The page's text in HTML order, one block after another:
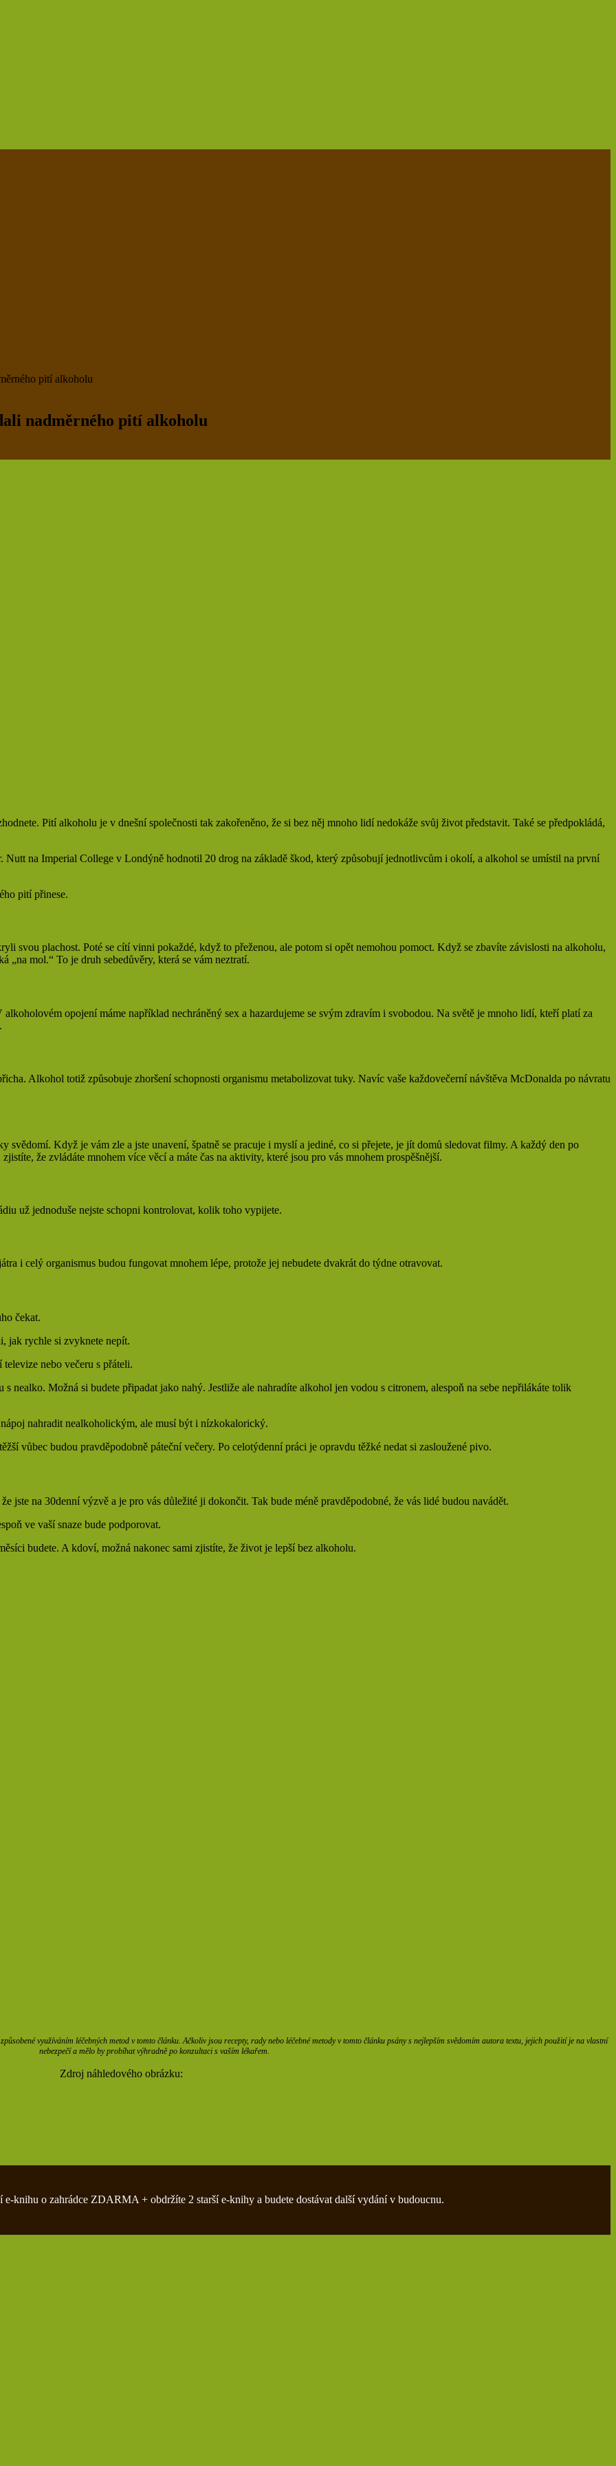
pití alkoholu
nadměrného pití alkoholu
Pití alkoholu je v dnešní společnosti tak zakořeněno, že si bez něj mnoho lidí nedokáže svůj život představit. Také se předpokládá,
Nutt na Imperial College v Londýně hodnotil 20 drog na základě škod, který způsobují jednotlivcům i okolí, a alkohol se umístil na první
pití přinese.
svou plachost. Poté se cítí vinni pokaždé, když to přeženou, ale potom si opět nemohou pomoct. Když se zbavíte závislosti na alkoholu,
„na mol.“ To je druh sebedůvěry, která se vám neztratí.
opojení máme například nechráněný sex a hazardujeme se svým zdravím i svobodou. Na světě je mnoho lidí, kteří platí za
Alkohol totiž způsobuje zhoršení schopnosti organismu metabolizovat tuky. Navíc vaše každovečerní návštěva McDonalda po návratu
svědomí. Když je vám zle a jste unavení, špatně se pracuje i myslí a jediné, co si přejete, je jít domů sledovat filmy. A každý den po
že zvládáte mnohem více věcí a máte čas na aktivity, které jsou pro vás mnohem prospěšnější.
už jednoduše nejste schopni kontrolovat, kolik toho vypijete.
i celý organismus budou fungovat mnohem lépe, protože jej nebudete dvakrát do týdne otravovat.
čekat.
jak rychle si zvyknete nepít.
nebo večeru s přáteli.
nealko. Možná si budete připadat jako nahý. Jestliže ale nahradíte alkohol jen vodou s citronem, alespoň na sebe nepřilákáte tolik
nahradit nealkoholickým, ale musí být i nízkokalorický.
vůbec budou pravděpodobně páteční večery. Po celotýdenní práci je opravdu těžké nedat si zasloužené pivo.
jste na 30denní výzvě a je pro vás důležité ji dokončit. Tak bude méně pravděpodobné, že vás lidé budou navádět.
ve vaší snaze bude podporovat.
budete. A kdoví, možná nakonec sami zjistíte, že život je lepší bez alkoholu.
využíváním léčebných metod v tomto článku. Ačkoliv jsou recepty, rady nebo léčebné metody v tomto článku psány s nejlepším svědomím autora textu, jejich použití je na vlastní
nebezpečí a mělo by probíhat výhradně po konzultaci s vaším lékařem.
Zdroj náhledového obrázku:
knihu o zahrádce ZDARMA + obdržíte 2 starší e-knihy a budete dostávat další vydání v budoucnu.